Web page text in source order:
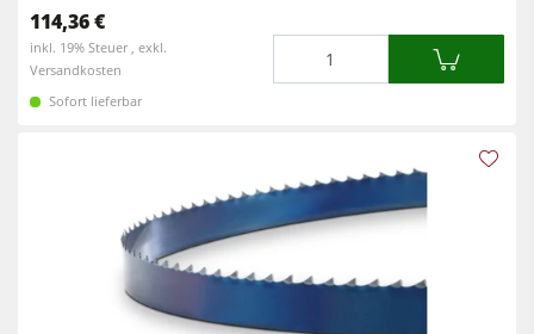
114,36 €
inkl. 19% Steuer , exkl.
Versandkosten
Sofort lieferbar